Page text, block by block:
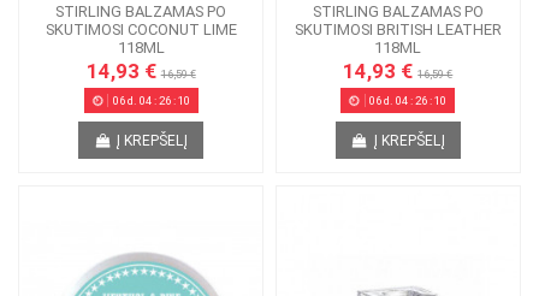
STIRLING BALZAMAS PO
SKUTIMOSI COCONUT LIME
118ML
14,93 €16,59 €
06d. 04:26:09
Į KREPŠELĮ
STIRLING BALZAMAS PO
SKUTIMOSI BRITISH LEATHER
118ML
14,93 €16,59 €
06d. 04:26:09
Į KREPŠELĮ